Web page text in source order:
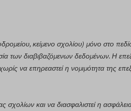
κείμενο σχολίου) μόνο στο
των διαβιβαζόμενων δεδομένων. Η
να επηρεαστεί η νομιμότητα της
και να διασφαλιστεί η